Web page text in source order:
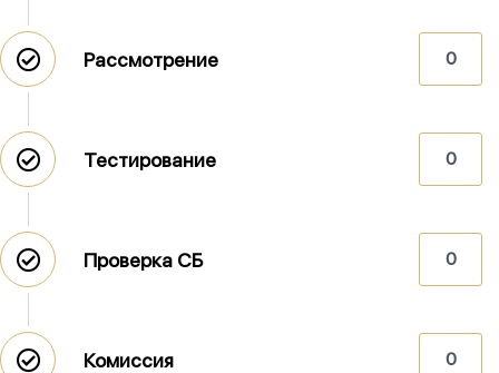
Рассмотрение 0
Тестирование 0
Проверка СБ 0
Комиссия 0